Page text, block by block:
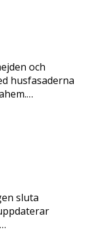
och
husfasaderna
sluta